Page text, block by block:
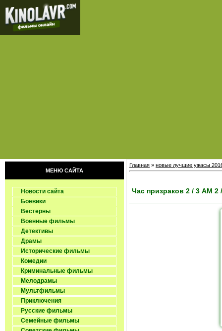
МЕНЮ САЙТА
Новости сайта
Боевики
Вестерны
Военные фильмы
Детективы
Драмы
Исторические фильмы
Комедии
Криминальные фильмы
Мелодрамы
Мультфильмы
Приключения
Русские фильмы
Семейные фильмы
Главная » новые лучшие ужасы
Час призраков 2 / 3 АМ 2